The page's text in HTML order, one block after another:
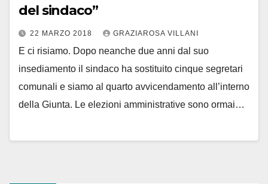
del sindaco”
22 MARZO 2018 GRAZIAROSA VILLANI
E ci risiamo. Dopo neanche due anni dal suo
insediamento il sindaco ha sostituito cinque segretari
comunali e siamo al quarto avvicendamento all’interno
della Giunta. Le elezioni amministrative sono ormai…